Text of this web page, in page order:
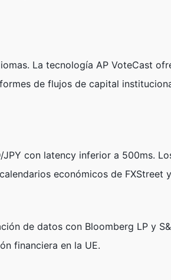
La tecnología AP VoteCast
de flujos de capital
con latency inferior a 500ms.
económicos de FXStreet
de datos con Bloomberg LP y
financiera en la UE.